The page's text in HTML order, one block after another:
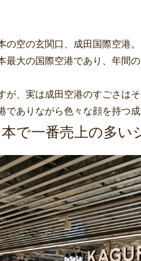
の空の玄関口、成田国際空港。
最大の国際空港であり、年間
が、実は成田空港のすごさは
でありながら色々な顔を持つ
本で一番売上の多い